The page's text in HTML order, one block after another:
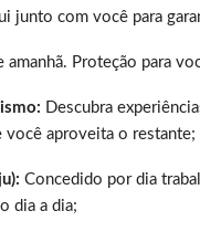
junto com você para
amanhã. Proteção para
Descubra
você aproveita o restante;
Concedido por dia
dia a dia;